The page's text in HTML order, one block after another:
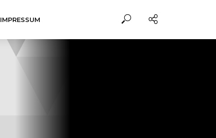
IMPRESSUM